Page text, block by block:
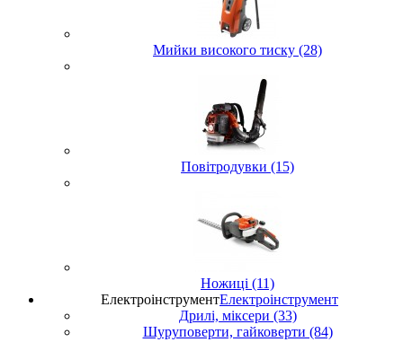
Мийки високого тиску (28)
Повітродувки (15)
Ножиці (11)
ЕлектроінструментЕлектроінструмент
Дрилі, міксери (33)
Шуруповерти, гайковерти (84)